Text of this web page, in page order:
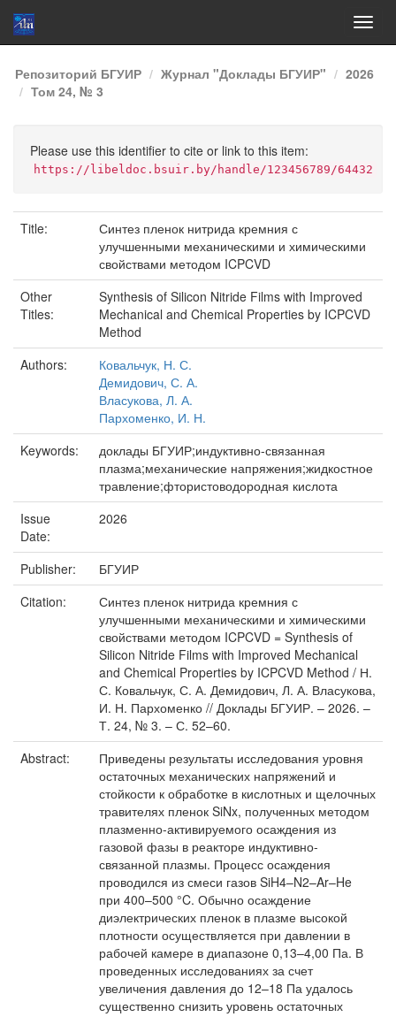
Skip
navigation
Репозиторий БГУИР Журнал "Доклады БГУИР"
2026
Том 24, № 3
Please use this identifier to cite or link to this item:
https://libeldoc.bsuir.by/handle/123456789/64432
Title:
Синтез пленок нитрида кремния с
улучшенными механическими и химическими
свойствами методом ICPCVD
Other
Titles:
Synthesis of Silicon Nitride Films with Improved
Mechanical and Chemical Properties by ICPCVD
Method
Authors:
Ковальчук, Н. С.
Демидович, С. А.
Власукова, Л. А.
Пархоменко, И. Н.
Keywords:
доклады БГУИР;индуктивно-связанная
плазма;механические напряжения;жидкостное
травление;фтористоводородная кислота
Issue
Date:
2026
Publisher:
БГУИР
Citation:
Синтез пленок нитрида кремния с
улучшенными механическими и химическими
свойствами методом ICPCVD = Synthesis of
Silicon Nitride Films with Improved Mechanical
and Chemical Properties by ICPCVD Method / Н.
С. Ковальчук, С. А. Демидович, Л. А. Власукова,
И. Н. Пархоменко // Доклады БГУИР. – 2026. –
Т. 24, № 3. – С. 52–60.
Abstract:
Приведены результаты исследования уровня
остаточных механических напряжений и
стойкости к обработке в кислотных и щелочных
травителях пленок SiNx, полученных методом
плазменно-активируемого осаждения из
газовой фазы в реакторе индуктивно-
связанной плазмы. Процесс осаждения
проводился из смеси газов SiH4–N2–Ar–He
при 400–500 °C. Обычно осаждение
диэлектрических пленок в плазме высокой
плотности осуществляется при давлении в
рабочей камере в диапазоне 0,13–4,00 Па. В
проведенных исследованиях за счет
увеличения давления до 12–18 Па удалось
существенно снизить уровень остаточных